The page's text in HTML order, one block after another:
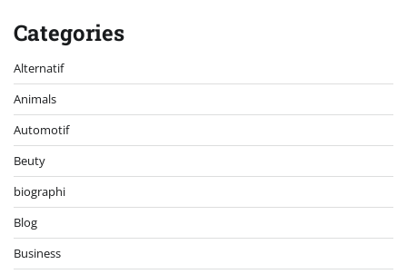
Categories
Alternatif
Animals
Automotif
Beuty
biographi
Blog
Business